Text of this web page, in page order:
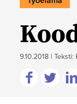
9.10.2018 | Teksti: